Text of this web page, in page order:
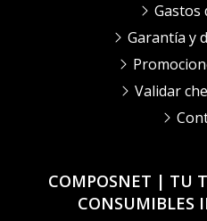
COMPOSNET | TU
CONSUMIBLES
Gastos
Garantía y
Validar